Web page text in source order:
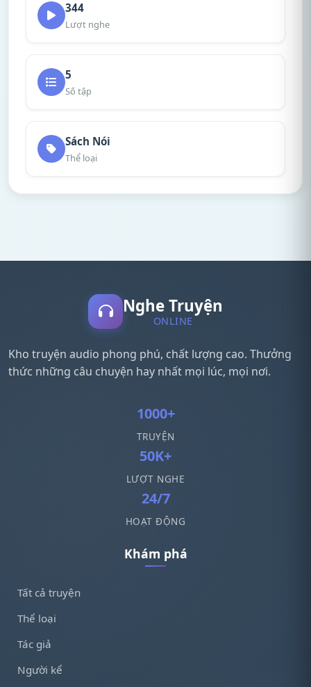
344
Lượt nghe
5
Số tập
Sách Nói
Thể loại
Nghe Truyện
ONLINE
Kho truyện audio phong phú, chất lượng cao. Thưởng
thức những câu chuyện hay nhất mọi lúc, mọi nơi.
1000+
TRUYỆN
50K+
LƯỢT NGHE
24/7
HOẠT ĐỘNG
Khám phá
Tất cả truyện
Thể loại
Tác giả
Người kể